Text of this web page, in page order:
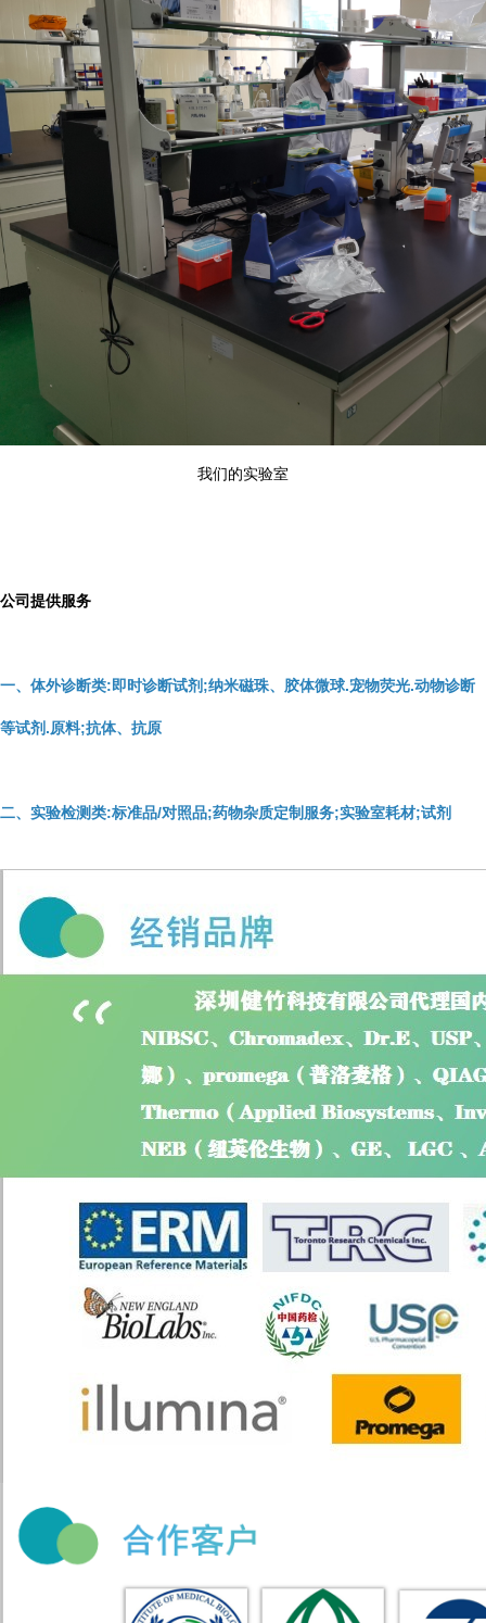
我们的实验室
公司提供服务
一、体外诊断类:即时诊断试剂;纳米磁珠、胶体微球.宠物荧光.动物诊断
等试剂.原料;抗体、抗原
二、实验检测类:标准品/对照品;药物杂质定制服务;实验室耗材;试剂